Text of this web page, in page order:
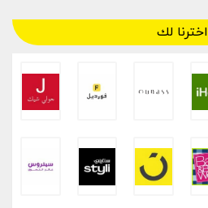
اخترنا لك